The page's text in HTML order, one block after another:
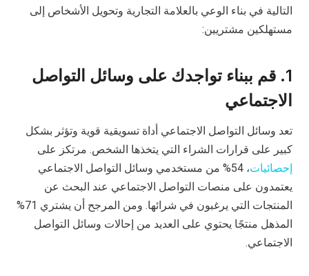
التالية في بناء الوعي بالعلامة التجارية وتحويل الأشخاص إلى
مستهلكين مشتريين:
1. قم ببناء تواجدك على وسائل التواصل
الاجتماعي
تعد وسائل التواصل الاجتماعي أداة تسويقية قوية وتؤثر بشكل
كبير على قرارات الشراء التي يتخذها الشخص. مرتكز على
إحصائيات
، 54% من مستخدمي وسائل التواصل الاجتماعي
يعتمدون على منصات التواصل الاجتماعي عند البحث عن
المنتجات التي يرغبون في شرائها. ومن المرجح أن يشتري 71%
المذهل منتجًا يحتوي على العديد من إحالات وسائل التواصل
الاجتماعي.